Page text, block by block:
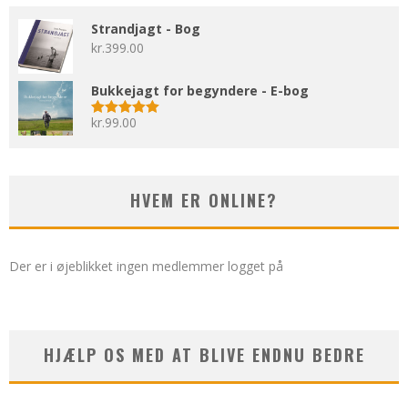
Strandjagt - Bog
kr.399.00
Bukkejagt for begyndere - E-bog
Vurderet
kr.99.00
HVEM ER ONLINE?
Der er i øjeblikket ingen medlemmer logget på
HJÆLP OS MED AT BLIVE ENDNU BEDRE